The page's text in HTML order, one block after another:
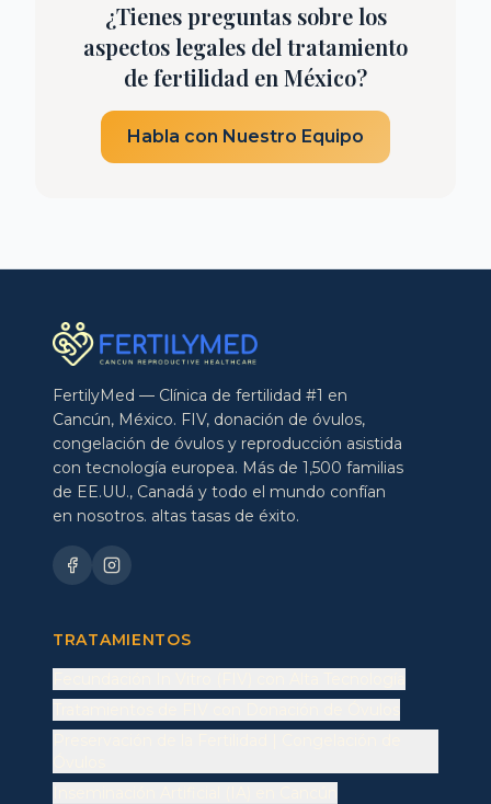
¿Tienes preguntas sobre los
aspectos legales del tratamiento
de fertilidad en México?
Habla con Nuestro Equipo
FertilyMed — Clínica de fertilidad #1 en
Cancún, México. FIV, donación de óvulos,
congelación de óvulos y reproducción asistida
con tecnología europea. Más de 1,500 familias
de EE.UU., Canadá y todo el mundo confían
en nosotros. altas tasas de éxito.
TRATAMIENTOS